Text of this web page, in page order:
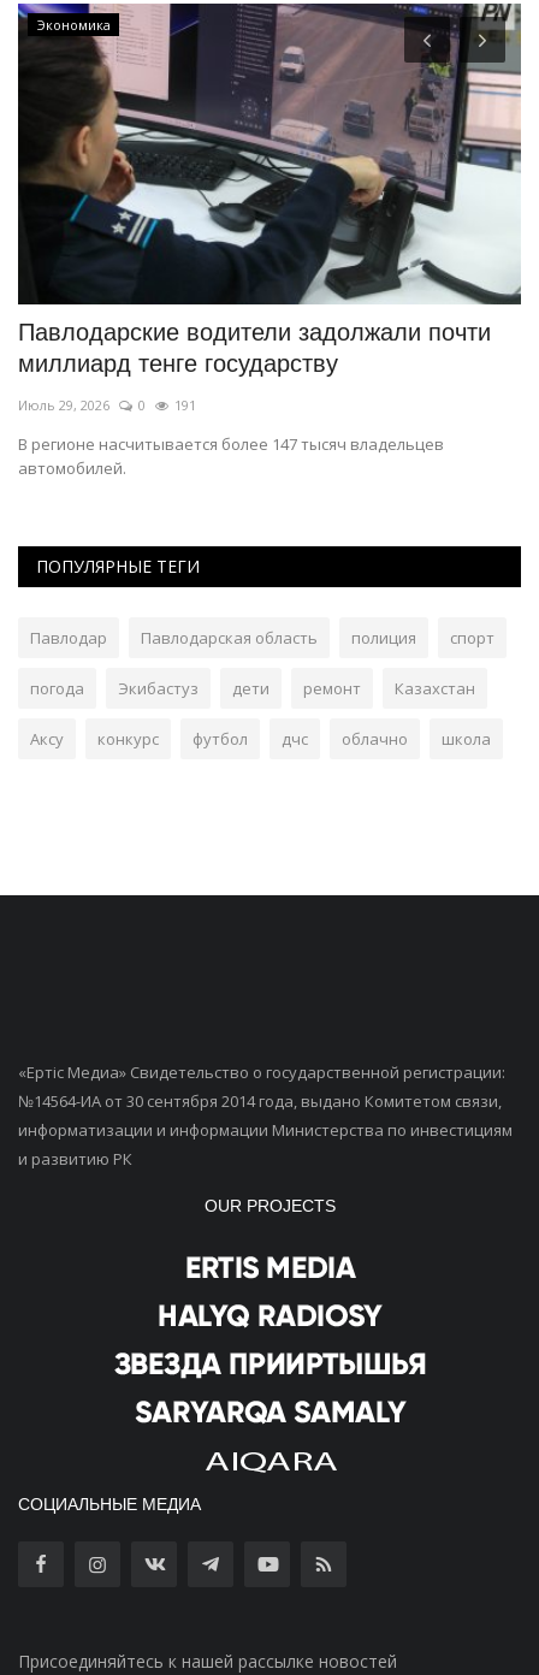
Экономика
Павлодарские водители задолжали почти
миллиард тенге государству
Июль 29, 2026 0 191
В регионе насчитывается более 147 тысяч владельцев
автомобилей.
ПОПУЛЯРНЫЕ ТЕГИ
Павлодар Павлодарская область полиция спорт
погода Экибастуз дети ремонт Казахстан
Аксу конкурс футбол дчс облачно школа
«Ертiс Медиа» Свидетельство о государственной регистрации:
№14564-ИА от 30 сентября 2014 года, выдано Комитетом связи,
информатизации и информации Министерства по инвестициям
и развитию РК
OUR PROJECTS
СОЦИАЛЬНЫЕ МЕДИА
Присоединяйтесь к нашей рассылке новостей